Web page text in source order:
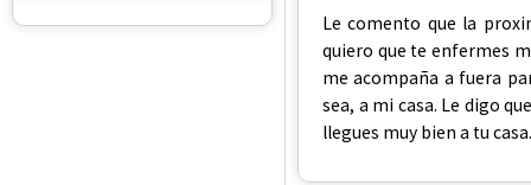
Le comento que la
quiero que te enfermes
me acompaña a fuera
sea, a mi casa. Le digo
llegues muy bien a tu casa.